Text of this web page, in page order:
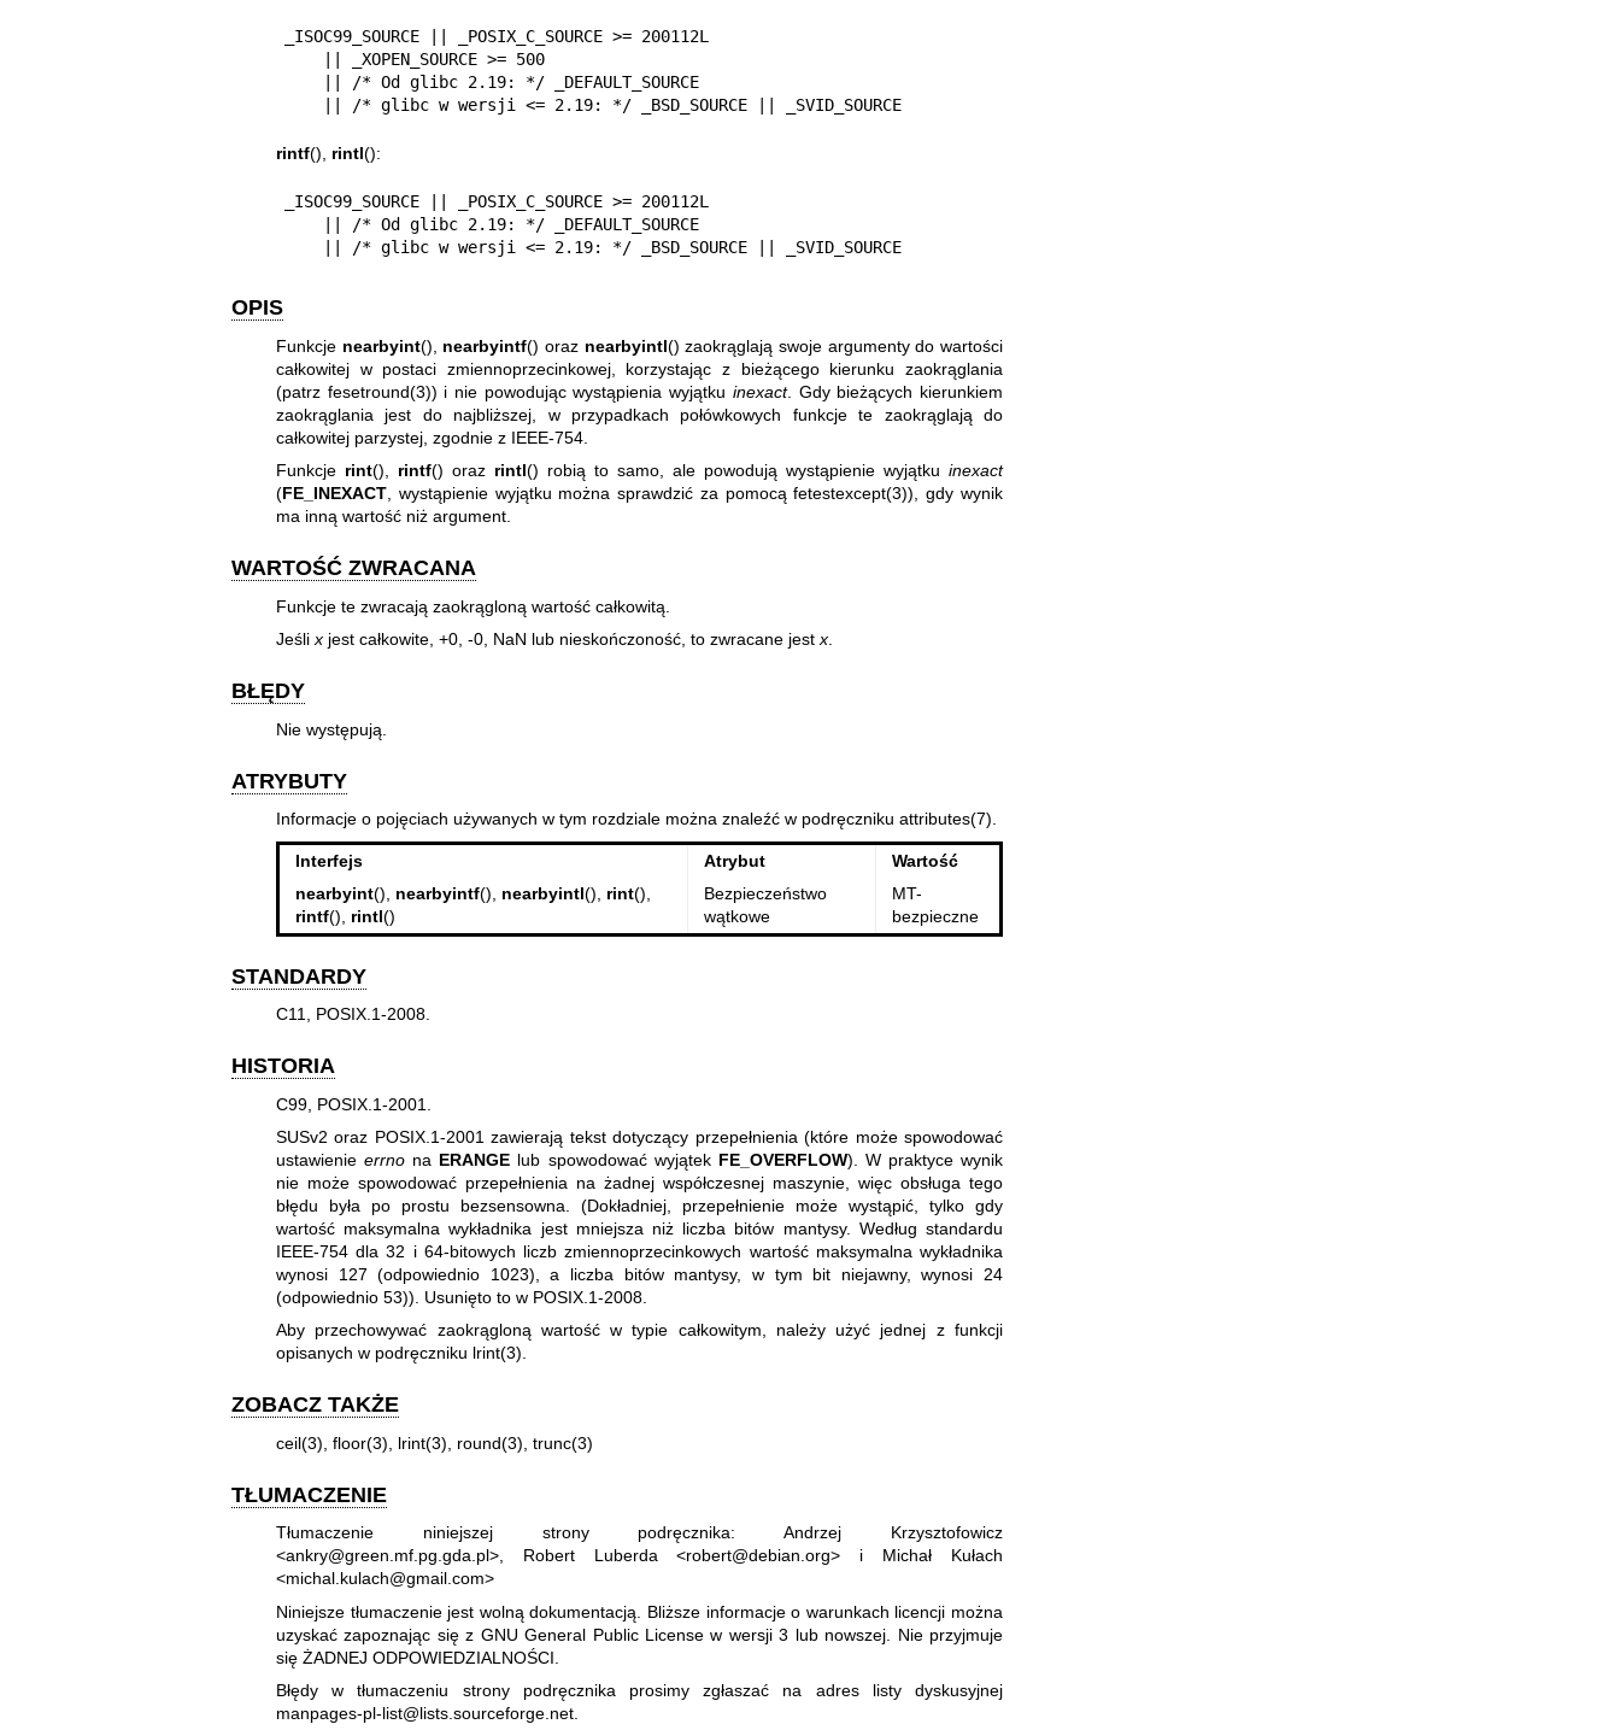
_ISOC99_SOURCE || _POSIX_C_SOURCE >= 200112L
    || /* glibc w wersji <= 2.19: */ _BSD_SOURCE || _SVID_SOURCE
rintf(), rintl():
_ISOC99_SOURCE || _POSIX_C_SOURCE >= 200112L
    || /* glibc w wersji <= 2.19: */ _BSD_SOURCE || _SVID_SOURCE
OPIS
Funkcje nearbyint(), nearbyintf() oraz nearbyintl() zaokrąglają swoje argumenty do wartości
całkowitej w postaci zmiennoprzecinkowej, korzystając z bieżącego kierunku zaokrąglania
(patrz fesetround(3)) i nie powodując wystąpienia wyjątku inexact. Gdy bieżących kierunkiem
zaokrąglania jest do najbliższej, w przypadkach połówkowych funkcje te zaokrąglają do
całkowitej parzystej, zgodnie z IEEE-754.
Funkcje rint(), rintf() oraz rintl() robią to samo, ale powodują wystąpienie wyjątkuinexact
(FE_INEXACT, wystąpienie wyjątku można sprawdzić za pomocąfetestexcept(3)), gdy wynik
ma inną wartość niż argument.
WARTOŚĆ ZWRACANA
Funkcje te zwracają zaokrągloną wartość całkowitą.
Jeśli xjest całkowite, +0, -0, NaN lub nieskończoność, to zwracane jest x.
BŁĘDY
Nie występują.
ATRYBUTY
Informacje o pojęciach używanych w tym rozdziale można znaleźć w podręczniku attributes(7)
Interfejs Atrybut
Wartość
nearbyint(), nearbyintf(), nearbyintl(), rint(),
rintf(), rintl()
Bezpieczeństwo
wątkowe
MT-
bezpieczne
STANDARDY
C11, POSIX.1-2008.
HISTORIA
C99, POSIX.1-2001.
SUSv2 oraz POSIX.1-2001 zawierają tekst dotyczący przepełnienia (które może spowodować
ustawienieerrno na ERANGE lub spowodować wyjątek FE_OVERFLOW). W praktyce wynik
nie może spowodować przepełnienia na żadnej współczesnej maszynie, więc obsługa tego
błędu była po prostu bezsensowna. (Dokładniej, przepełnienie może wystąpić, tylko gdy
wartość maksymalna wykładnika jest mniejsza niż liczba bitów mantysy. Według standardu
IEEE-754 dla 32 i 64-bitowych liczb zmiennoprzecinkowych wartość maksymalna wykładnika
wynosi 127 (odpowiednio 1023), a liczba bitów mantysy, w tym bit niejawny, wynosi 24
(odpowiednio 53)). Usunięto to w POSIX.1-2008.
Aby przechowywać zaokrągloną wartość w typie całkowitym, należy użyć jednej z funkcji
opisanych w podręczniku lrint(3).
ZOBACZ TAKŻE
ceil(3) floor(3) lrint(3) round(3) trunc(3)
TŁUMACZENIE
Tłumaczenie niniejszej strony podręcznika: Andrzej Krzysztofowicz
<ankry@green.mf.pg.gda.pl>, Robert Luberda <robert@debian.org> i Michał Kułach
<michal.kulach@gmail.com>
Niniejsze tłumaczenie jest wolną dokumentacją. Bliższe informacje o warunkach licencji można
uzyskać zapoznając się z GNU General Public License w wersji 3 lub nowszej. Nie przyjmuje
się ŻADNEJ ODPOWIEDZIALNOŚCI.
Błędy w tłumaczeniu strony podręcznika prosimy zgłaszać na adres listy dyskusyjnej
manpages-pl-list@lists.sourceforge.net.